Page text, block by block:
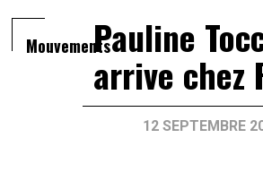
MouvementsPauline
arrive chez
12 SEPTEMBRE